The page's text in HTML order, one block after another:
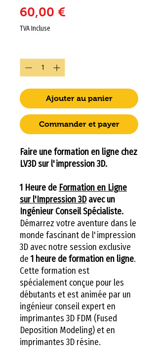
60,00 €
TVA Incluse
Ajouter au panier
Commander et payer
Faire une formation en ligne chez
LV3D sur l'impression 3D.
1 Heure de Formation en Ligne
sur l'Impression 3Davec un
Ingénieur Conseil Spécialiste.
Démarrez votre aventure dans le
monde fascinant de l'impression
3D avec notre session exclusive
de 1 heure de formation en ligne.
Cette formation est
spécialement conçue pour les
débutants et est animée par un
ingénieur conseil expert en
imprimantes 3D FDM (Fused
Deposition Modeling) et en
imprimantes 3D résine.